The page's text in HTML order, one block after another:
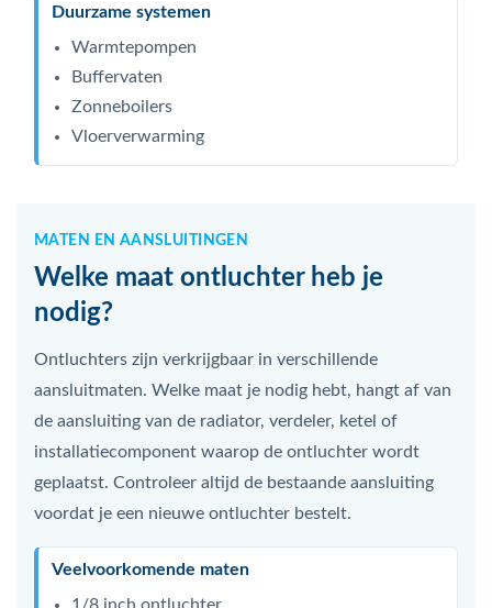
Duurzame systemen
Warmtepompen
Buffervaten
Zonneboilers
Vloerverwarming
MATEN EN AANSLUITINGEN
Welke maat ontluchter heb je
nodig?
Ontluchters zijn verkrijgbaar in verschillende
aansluitmaten. Welke maat je nodig hebt, hangt af van
de aansluiting van de radiator, verdeler, ketel of
installatiecomponent waarop de ontluchter wordt
geplaatst. Controleer altijd de bestaande aansluiting
voordat je een nieuwe ontluchter bestelt.
Veelvoorkomende maten